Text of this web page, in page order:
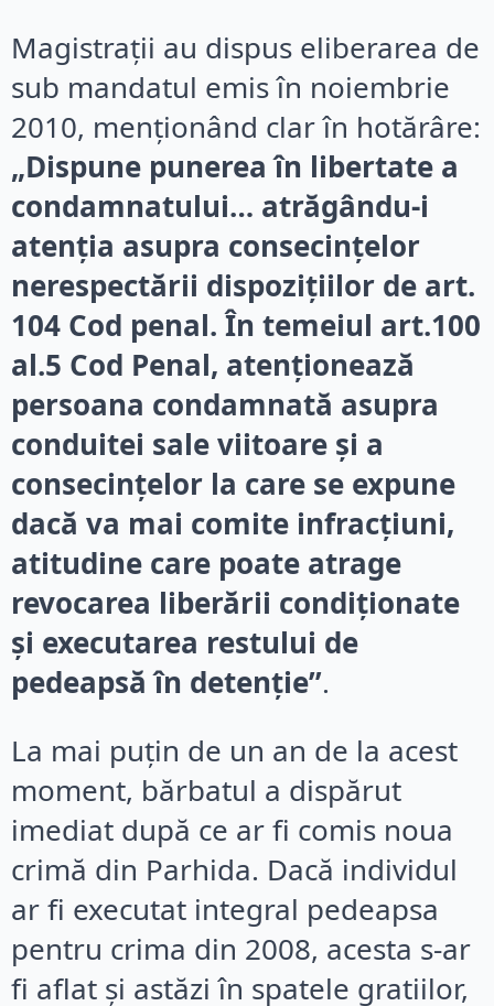
Magistrații au dispus eliberarea de
sub mandatul emis în noiembrie
2010, menționând clar în hotărâre:
„Dispune punerea în libertate a
condamnatului… atrăgându-i
atenţia asupra consecinţelor
nerespectării dispoziţiilor de art.
104 Cod penal. În temeiul art.100
al.5 Cod Penal, atenţionează
persoana condamnată asupra
conduitei sale viitoare şi a
consecinţelor la care se expune
dacă va mai comite infracţiuni,
atitudine care poate atrage
revocarea liberării condiţionate
şi executarea restului de
pedeapsă în detenţie”.
La mai puțin de un an de la acest
moment, bărbatul a dispărut
imediat după ce ar fi comis noua
crimă din Parhida. Dacă individul
ar fi executat integral pedeapsa
pentru crima din 2008, acesta s-ar
fi aflat și astăzi în spatele gratiilor,